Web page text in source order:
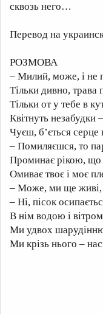
сквозь него…
Перевод на
РОЗМОВА
– Милий, може, і не
Тільки дивно, трава
Тільки от у тебе в
Квітнуть незабудки
Чуєш, б’ється серце
– Помиляєшся, то
Проминає рікою, що
Омиває твоє і моє
– Може, ми ще живі,
– Ні, пісок
В нім водою і вітром
Ми удвох
Ми крізь нього –